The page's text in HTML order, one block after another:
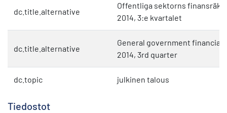
dc.title.alternative
Offentliga sektorns
2014, 3:e kvartalet
dc.title.alternative
General government financial
2014, 3rd quarter
dc.topic julkinen talous
Tiedostot